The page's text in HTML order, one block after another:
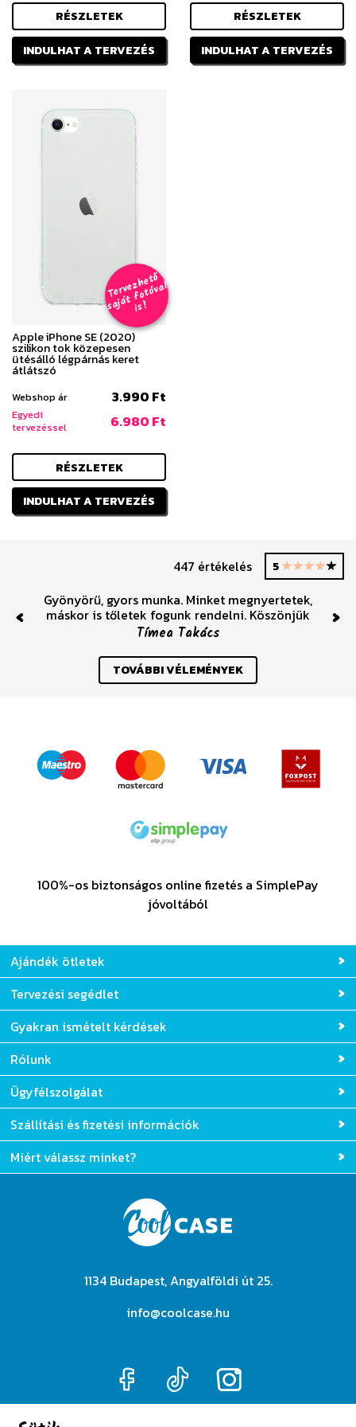
RÉSZLETEK
INDULHAT A TERVEZÉS
RÉSZLETEK
INDULHAT A TERVEZÉS
T
er
v
e
z
h
e
t
ő
s
aj
á
t
f
o
t
ó
v
al
i
s
!
Apple iPhone SE (2020)
szilikon tok közepesen
ütésálló légpárnás keret
átlátszó
Webshop ár 3.990 Ft
Egyedi
tervezéssel
6.980 Ft
RÉSZLETEK
INDULHAT A TERVEZÉS
447 értékelés 5
Gyönyörű, gyors munka. Minket megnyertetek,
máskor is tőletek fogunk rendelni. Köszönjük
Tímea Takács
Previous
TOVÁBBI VÉLEMÉNYEK
100%-os biztonságos online fizetés a SimplePay
jóvoltából
Ajándék ötletek
Tervezési segédlet
Gyakran ismételt kérdések
Rólunk
Ügyfélszolgálat
Szállítási és fizetési információk
Miért válassz minket?
1134 Budapest, Angyalföldi út 25.
info@coolcase.hu